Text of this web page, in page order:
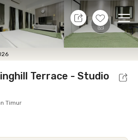
+12
tahu
Aturan
Terrace - Studio
Timur